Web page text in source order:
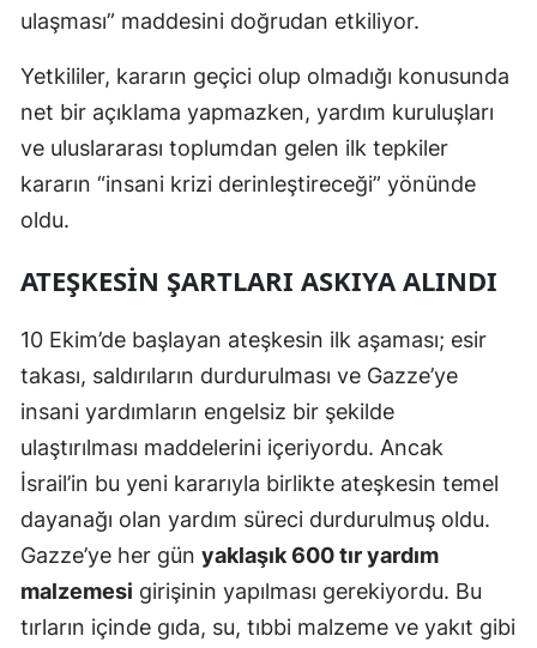
Hatay
Isparta
Mersin
İstanbul
Kars
Kayseri
Kırklareli
Kırşehir
Kocaeli
Konya
Kütahya
ulaşması” maddesini doğrudan etkiliyor.
Yetkililer, kararın geçici olup olmadığı konusunda
net bir açıklama yapmazken, yardım kuruluşları
ve uluslararası toplumdan gelen ilk tepkiler
kararın “insani krizi derinleştireceği” yönünde
oldu.
ATEŞKESIN ŞARTLARI ASKIYA ALINDI
10 Ekim’de başlayan ateşkesin ilk aşaması; esir
takası, saldırıların durdurulması ve Gazze’ye
insani yardımların engelsiz bir şekilde
ulaştırılması maddelerini içeriyordu. Ancak
İsrail’in bu yeni kararıyla birlikte ateşkesin temel
dayanağı olan yardım süreci durdurulmuş oldu.
Gazze’ye her gün yaklaşık 600 tır yardım
malzemesi girişinin yapılması gerekiyordu. Bu
tırların içinde gıda, su, tıbbi malzeme ve yakıt gibi